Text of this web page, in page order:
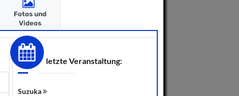
Fotos und
Videos
letzte Veranstaltung:
Suzuka